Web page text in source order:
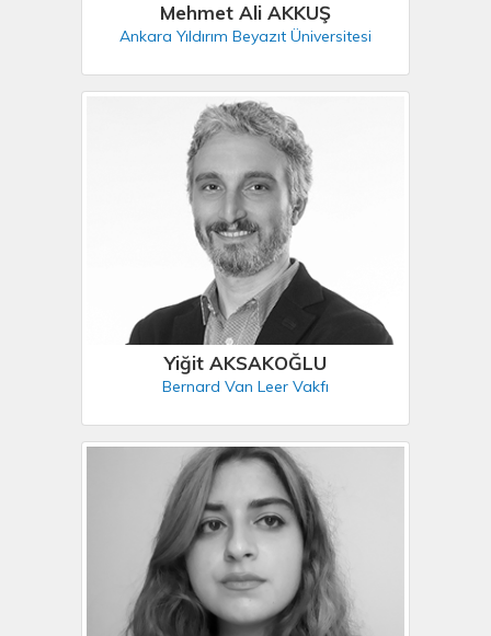
Mehmet Ali AKKUŞ
Ankara Yıldırım Beyazıt Üniversitesi
Yiğit AKSAKOĞLU
Bernard Van Leer Vakfı